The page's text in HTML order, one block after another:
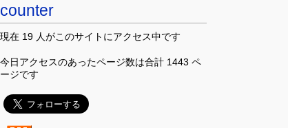
counter
現在 19 人がこのサイトにアクセス中です
今日アクセスのあったページ数は合計 1443 ペ
ージです